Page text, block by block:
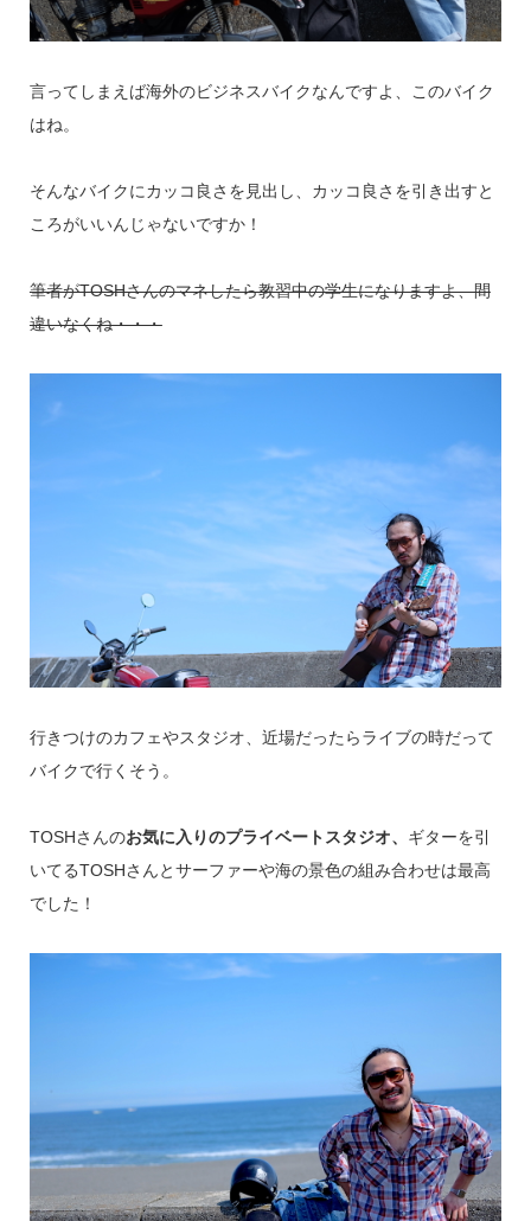
言ってしまえば海外のビジネスバイクなんですよ、このバイク
はね。
そんなバイクにカッコ良さを見出し、カッコ良さを引き出すと
ころがいいんじゃないですか！
筆者がTOSHさんのマネしたら教習中の学生になりますよ、間
違いなくね・・・
行きつけのカフェやスタジオ、近場だったらライブの時だって
バイクで行くそう。
TOSHさんのお気に入りのプライベートスタジオ、 ギターを引
いてるTOSHさんとサーファーや海の景色の組み合わせは最高
でした！